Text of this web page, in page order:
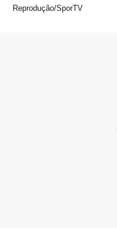
Reprodução/SporTV